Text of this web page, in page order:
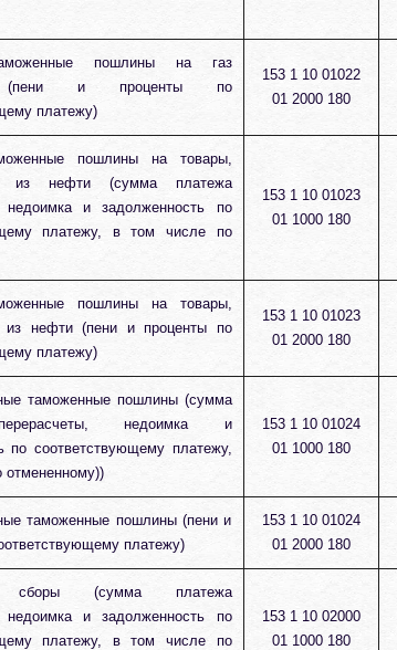
пошлины на газ
(пени и проценты по
платежу)
153 1 10 01022
01 2000 180
пошлины на товары,
из нефти (сумма платежа
недоимка и задолженность по
платежу, в том числе по
153 1 10 01023
01 1000 180
пошлины на товары,
из нефти (пени и проценты по
платежу)
153 1 10 01023
01 2000 180
таможенные пошлины (сумма
недоимка и
по соответствующему платежу,
отмененному))
153 1 10 01024
01 1000 180
таможенные пошлины (пени и
платежу)
153 1 10 01024
01 2000 180
сборы (сумма платежа
недоимка и задолженность по
платежу, в том числе по
153 1 10 02000
01 1000 180